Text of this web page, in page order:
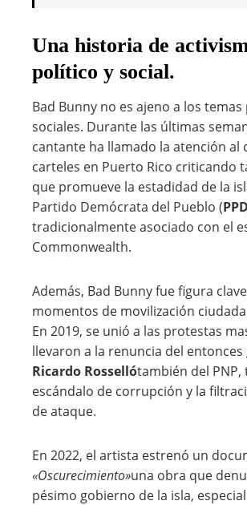
Una historia de
político y social.
Bad Bunny no es ajeno a los
sociales. Durante las últimas
cantante ha llamado la atención al
carteles en Puerto Rico criticando
que promueve la estadidad de la
Partido Demócrata del Pueblo (PPD
tradicionalmente asociado con el
Commonwealth.
Además, Bad Bunny fue figura
momentos de movilización
En 2019, se unió a las protestas
llevaron a la renuncia del
Ricardo Rossellótambién del PNP,
escándalo de corrupción y la
de ataque.
En 2022, el artista estrenó un
«Oscurecimiento»una obra que
pésimo gobierno de la isla,